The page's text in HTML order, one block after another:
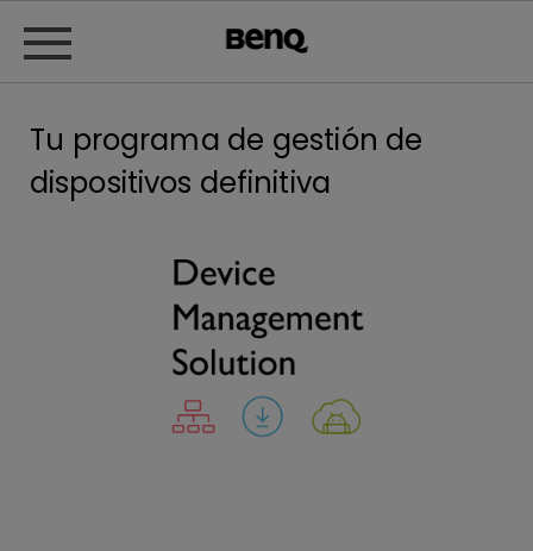
Tu programa de gestión de
dispositivos definitiva